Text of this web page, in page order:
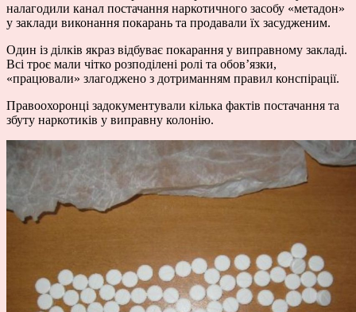
налагодили канал постачання наркотичного засобу «метадон»
у заклади виконання покарань та продавали їх засудженим.
Один із ділків якраз відбуває покарання у виправному закладі.
Всі троє мали чітко розподілені ролі та обов’язки,
«працювали» злагоджено з дотриманням правил конспірації.
Правоохоронці задокументували кілька фактів постачання та
збуту наркотиків у виправну колонію.